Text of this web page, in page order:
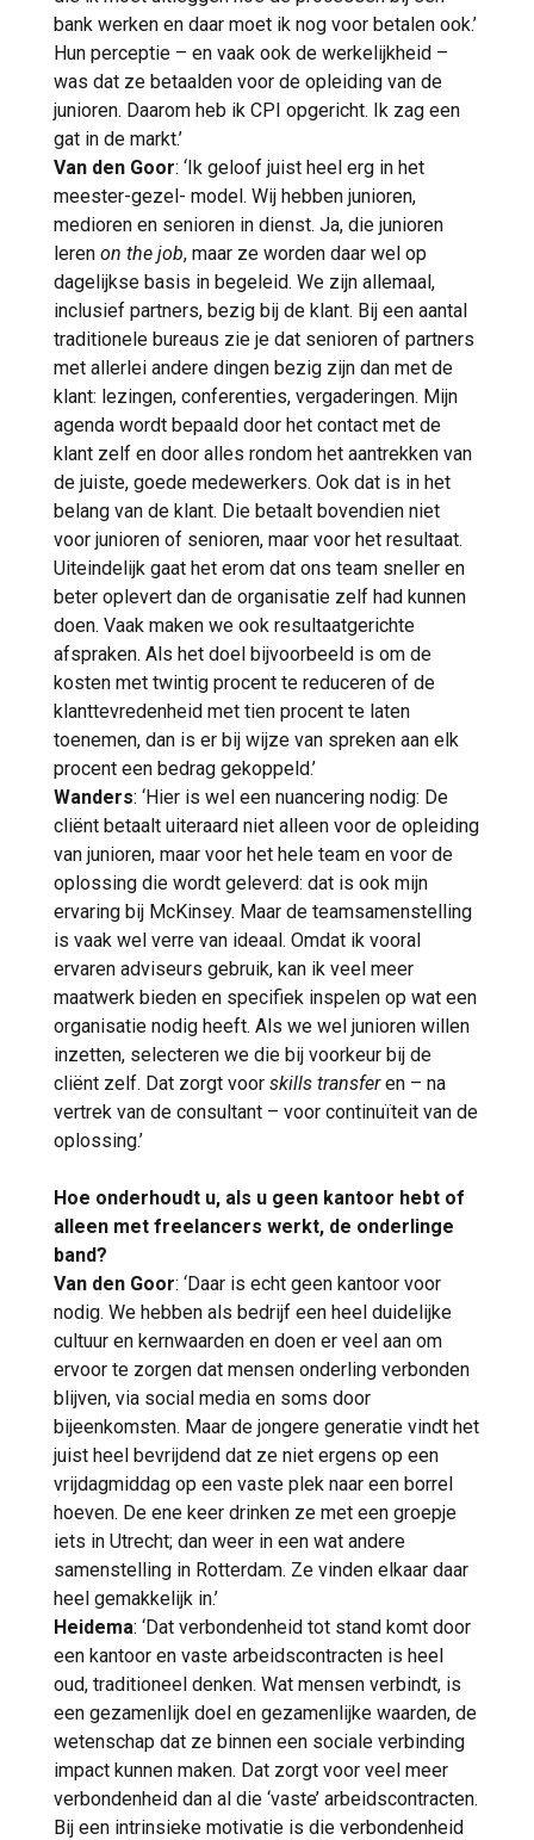
bank werken en daar moet ik nog voor betalen ook.’
Hun perceptie – en vaak ook de werkelijkheid –
was dat ze betaalden voor de opleiding van de
junioren. Daarom heb ik CPI opgericht. Ik zag een
gat in de markt.’
Van den Goor: ‘Ik geloof juist heel erg in het
meester-gezel- model. Wij hebben junioren,
medioren en senioren in dienst. Ja, die junioren
leren on the job, maar ze worden daar wel op
dagelijkse basis in begeleid. We zijn allemaal,
inclusief partners, bezig bij de klant. Bij een aantal
traditionele bureaus zie je dat senioren of partners
met allerlei andere dingen bezig zijn dan met de
klant: lezingen, conferenties, vergaderingen. Mijn
agenda wordt bepaald door het contact met de
klant zelf en door alles rondom het aantrekken van
de juiste, goede medewerkers. Ook dat is in het
belang van de klant. Die betaalt bovendien niet
voor junioren of senioren, maar voor het resultaat.
Uiteindelijk gaat het erom dat ons team sneller en
beter oplevert dan de organisatie zelf had kunnen
doen. Vaak maken we ook resultaatgerichte
afspraken. Als het doel bijvoorbeeld is om de
kosten met twintig procent te reduceren of de
klanttevredenheid met tien procent te laten
toenemen, dan is er bij wijze van spreken aan elk
procent een bedrag gekoppeld.’
Wanders: ‘Hier is wel een nuancering nodig: De
cliënt betaalt uiteraard niet alleen voor de opleiding
van junioren, maar voor het hele team en voor de
oplossing die wordt geleverd: dat is ook mijn
ervaring bij McKinsey. Maar de teamsamenstelling
is vaak wel verre van ideaal. Omdat ik vooral
ervaren adviseurs gebruik, kan ik veel meer
maatwerk bieden en specifiek inspelen op wat een
organisatie nodig heeft. Als we wel junioren willen
inzetten, selecteren we die bij voorkeur bij de
cliënt zelf. Dat zorgt voor skills transferen – na
vertrek van de consultant – voor continuïteit van de
oplossing.’
Hoe onderhoudt u, als u geen kantoor hebt of
alleen met freelancers werkt, de onderlinge
band?
Van den Goor: ‘Daar is echt geen kantoor voor
nodig. We hebben als bedrijf een heel duidelijke
cultuur en kernwaarden en doen er veel aan om
ervoor te zorgen dat mensen onderling verbonden
blijven, via social media en soms door
bijeenkomsten. Maar de jongere generatie vindt het
juist heel bevrijdend dat ze niet ergens op een
vrijdagmiddag op een vaste plek naar een borrel
hoeven. De ene keer drinken ze met een groepje
iets in Utrecht; dan weer in een wat andere
samenstelling in Rotterdam. Ze vinden elkaar daar
heel gemakkelijk in.’
Heidema: ‘Dat verbondenheid tot stand komt door
een kantoor en vaste arbeidscontracten is heel
oud, traditioneel denken. Wat mensen verbindt, is
een gezamenlijk doel en gezamenlijke waarden, de
wetenschap dat ze binnen een sociale verbinding
impact kunnen maken. Dat zorgt voor veel meer
verbondenheid dan al die ‘vaste’ arbeidscontracten.
Bij een intrinsieke motivatie is die verbondenheid